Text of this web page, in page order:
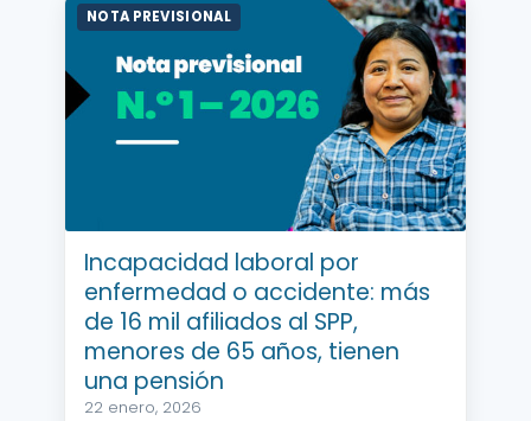
NOTA PREVISIONAL
Incapacidad laboral por
enfermedad o accidente: más
de 16 mil afiliados al SPP,
menores de 65 años, tienen
una pensión
22 enero, 2026